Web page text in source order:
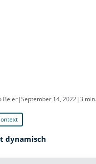
Beier|September 14, 2022|3
dynamisch